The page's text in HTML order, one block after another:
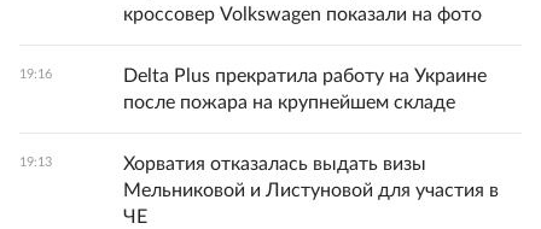
кроссовер Volkswagen показали на фото
19:16
Delta Plus прекратила работу на Украине
после пожара на крупнейшем складе
19:13
Хорватия отказалась выдать визы
Мельниковой и Листуновой для участия в
ЧЕ